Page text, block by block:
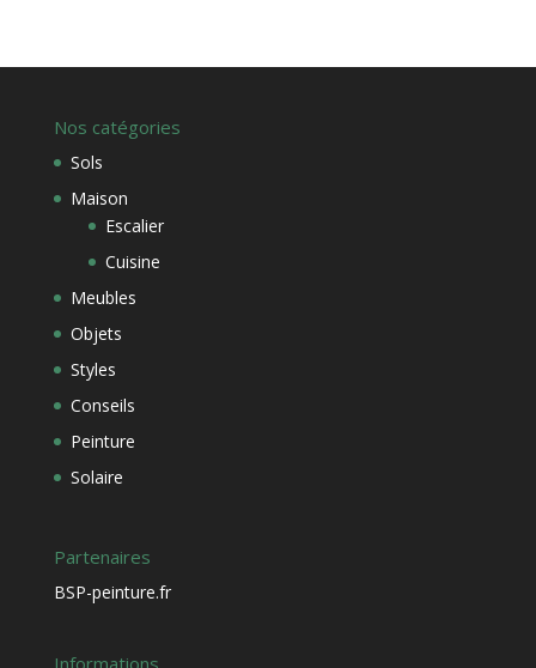
Nos catégories
Sols
Maison
Escalier
Cuisine
Meubles
Objets
Styles
Conseils
Peinture
Solaire
Partenaires
BSP-peinture.fr